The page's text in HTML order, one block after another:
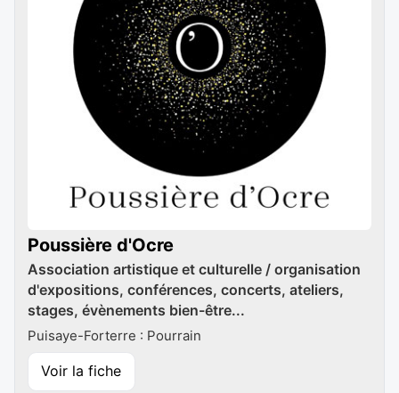
Poussière d'Ocre
Association artistique et culturelle / organisation
d'expositions, conférences, concerts, ateliers,
stages, évènements bien-être...
Puisaye-Forterre : Pourrain
Voir la fiche